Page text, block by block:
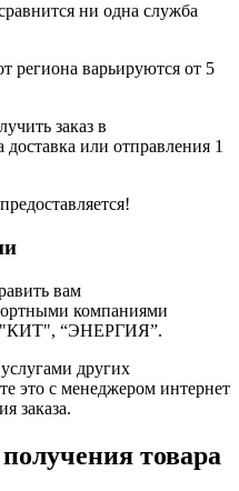
ни одна служба
региона варьируются от 5
заказ в
или отправления 1
вам
компаниями
“ЭНЕРГИЯ”.
других
это с менеджером интернет
заказа.
товара